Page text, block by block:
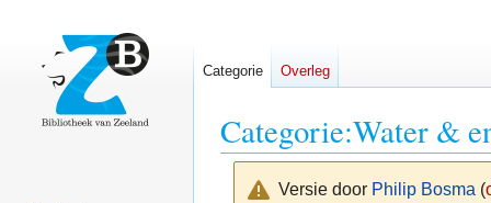
Categorie:Water &
Versie door Philip Bosma (
Categorie Overleg